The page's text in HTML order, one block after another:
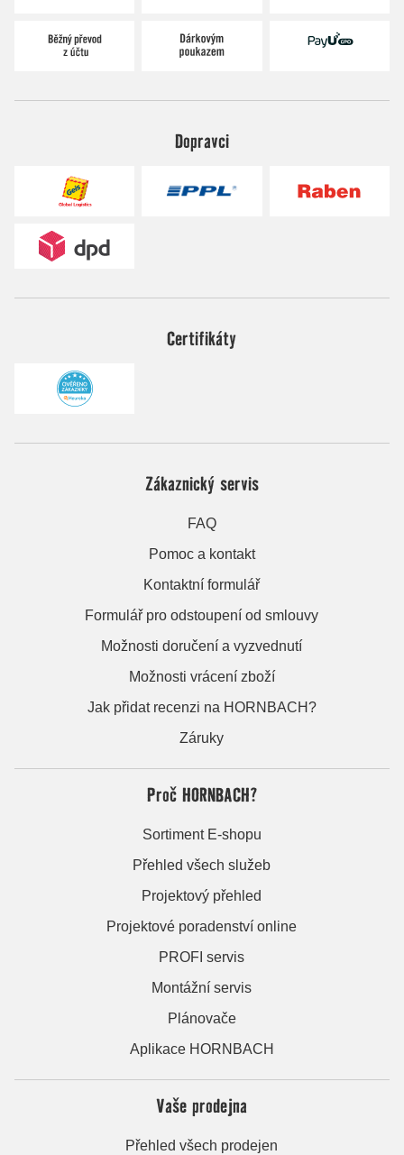
Dopravci
Certifikáty
Zákaznický servis
FAQ
Pomoc a kontakt
Kontaktní formulář
Formulář pro odstoupení od smlouvy
Možnosti doručení a vyzvednutí
Možnosti vrácení zboží
Jak přidat recenzi na HORNBACH?
Záruky
Proč HORNBACH?
Sortiment E-shopu
Přehled všech služeb
Projektový přehled
Projektové poradenství online
PROFI servis
Montážní servis
Plánovače
Aplikace HORNBACH
Vaše prodejna
Přehled všech prodejen